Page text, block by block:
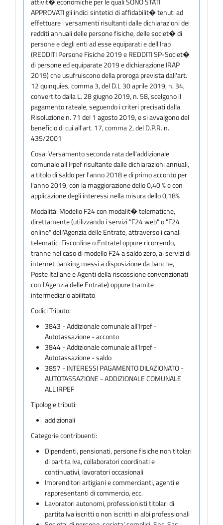
APPROVATI gli indici sintetici di affidabilit� tenuti ad
effettuare i versamenti risultanti dalle dichiarazioni dei
redditi annuali delle persone fisiche, delle societ� di
persone e degli enti ad esse equiparati e dell'Irap
(REDDITI Persone Fisiche 2019 e REDDITI SP-Societ�
di persone ed equiparate 2019 e dichiarazione IRAP
2019) che usufruiscono della proroga prevista dall'art.
12 quinquies, comma 3, del D.L 30 aprile 2019, n. 34,
convertito dalla L. 28 giugno 2019, n. 58, scelgono il
pagamento rateale, seguendo i criteri precisati dalla
Risoluzione n. 71 del 1 agosto 2019, e si avvalgono del
beneficio di cui all'art. 17, comma 2, del D.P.R. n.
435/2001
Cosa:Versamento seconda rata dell'addizionale
comunale all'Irpef risultante dalle dichiarazioni annuali,
a titolo di saldo per l'anno 2018 e di primo acconto per
l'anno 2019, con la maggiorazione dello 0,40 % e con
applicazione degli interessi nella misura dello 0,18%
Modalità: Modello F24 con modalit� telematiche,
direttamente (utilizzando i servizi "F24 web" o "F24
online" dell'Agenzia delle Entrate, attraverso i canali
telematici Fisconline o Entratel oppure ricorrendo,
tranne nel caso di modello F24 a saldo zero, ai servizi di
internet banking messi a disposizione da banche,
Poste Italiane e Agenti della riscossione convenzionati
con l'Agenzia delle Entrate) oppure tramite
intermediario abilitato
Codici Tributo:
3843 - Addizionale comunale all'Irpef -
Autotassazione - acconto
3844 - Addizionale comunale all'Irpef -
Autotassazione - saldo
3857 - INTERESSI PAGAMENTO DILAZIONATO -
AUTOTASSAZIONE - ADDIZIONALE COMUNALE
ALL'IRPEF
Tipologie tributi:
addizionali
Categorie contribuenti:
Dipendenti, pensionati, persone fisiche non titolari
di partita Iva, collaboratori coordinati e
continuativi, lavoratori occasionali
Imprenditori artigiani e commercianti, agenti e
rappresentanti di commercio, ecc.
Lavoratori autonomi, professionisti titolari di
partita Iva iscritti o non iscritti in albi professionali